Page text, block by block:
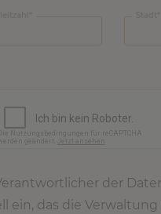
der
ein, das die